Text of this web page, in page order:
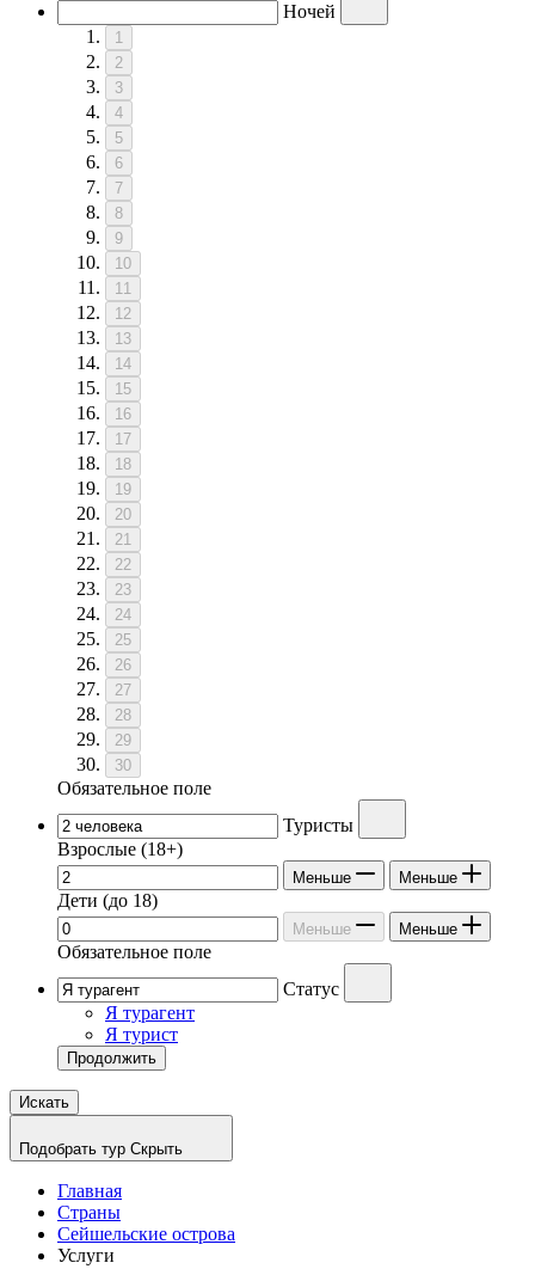
Ночей
1
2
3
4
5
6
7
8
9
10
11
12
13
14
15
16
17
18
19
20
21
22
23
24
25
26
27
28
29
30
Обязательное поле
Туристы
Взрослые (18+)
Меньше Меньше
Дети (до 18)
Меньше Меньше
Обязательное поле
Статус
Я турагент
Я турист
Продолжить
Искать
Подобрать тур Скрыть
Главная
Страны
Сейшельские острова
Услуги